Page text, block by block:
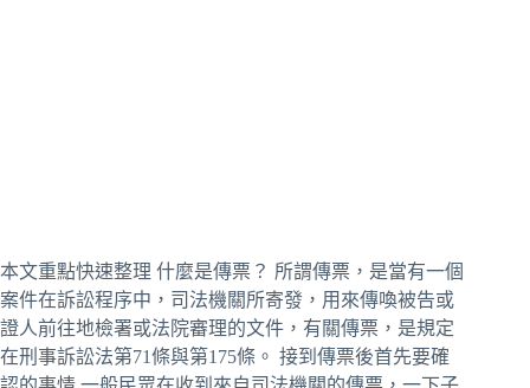
本文重點快速整理 什麼是傳票？ 所謂傳票，是當有一個
案件在訴訟程序中，司法機關所寄發，用來傳喚被告或
證人前往地檢署或法院審理的文件，有關傳票，是規定
在刑事訴訟法第71條與第175條。 接到傳票後首先要確